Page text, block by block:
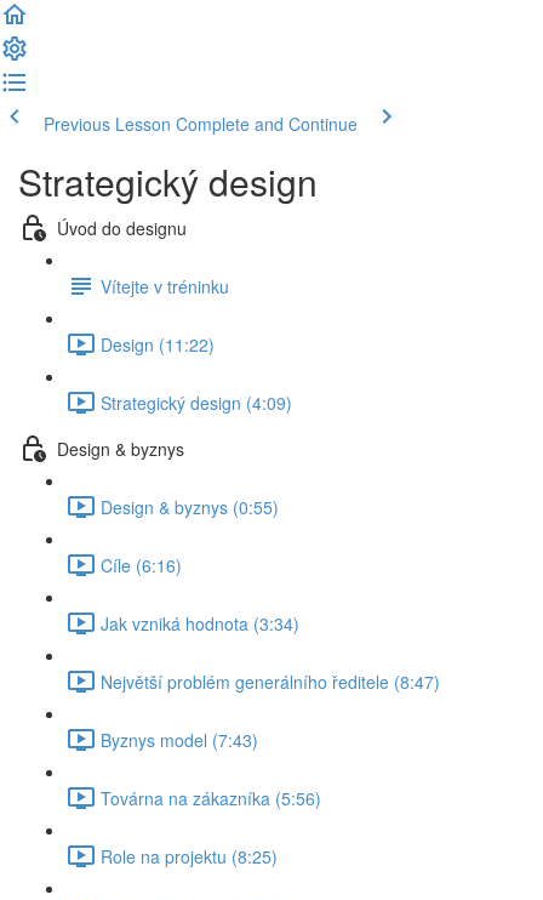
Previous Lesson Complete and Continue
Strategický design
Úvod do designu
Vítejte v tréninku
Design (11:22)
Strategický design (4:09)
Design & byznys
Design & byznys (0:55)
Cíle (6:16)
Jak vzniká hodnota (3:34)
Největší problém generálního ředitele (8:47)
Byznys model (7:43)
Továrna na zákazníka (5:56)
Role na projektu (8:25)